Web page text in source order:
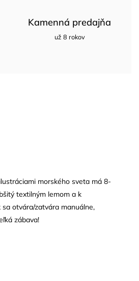
Kamenná predajňa
už 8 rokov
morského sveta má 8-
textilným lemom a k
otvára/zatvára manuálne,
zábava!